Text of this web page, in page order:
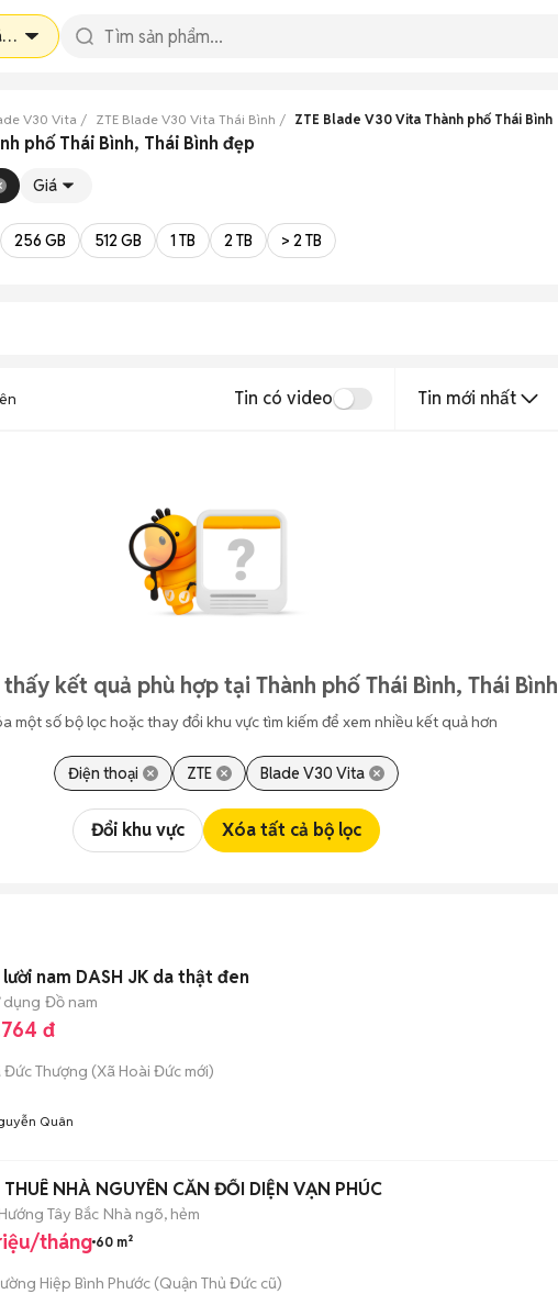
Bình
V30 Vita ZTE Blade V30 Vita Thái Bình ZTE Blade V30 Vita Thành phố Thái Bình
phố Thái Bình, Thái Bình đẹp
Giá
256 GB 512 GB 1 TB 2 TB > 2 TB
Tin có video Tin mới nhất
kết quả phù hợp tại Thành phố Thái Bình, Thái Bình
một số bộ lọc hoặc thay đổi khu vực tìm kiếm để xem nhiều kết quả hơn
Điện thoại ZTE Blade V30 Vita
Đổi khu vực Xóa tất cả bộ lọc
nam DASH JK da thật đen
dụng Đồ nam
đ
Đức Thượng (Xã Hoài Đức mới)
Quân
NHÀ NGUYÊN CĂN ĐỐI DIỆN VẠN PHÚC
Hướng Tây Bắc Nhà ngõ, hẻm
tháng 60 m²
Hiệp Bình Phước (Quận Thủ Đức cũ)